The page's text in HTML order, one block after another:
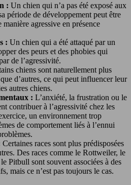
: Un chien qui n’a pas été exposé aux
période de développement peut être
manière agressive en présence
: Un chien qui a été attaqué par un
des peurs et des phobies qui
de l’agressivité.
chiens sont naturellement plus
d’autres, ce qui peut influencer leur
autres chiens.
: L’anxiété, la frustration ou le
contribuer à l’agressivité chez les
un environnement trop
de comportement liés à l’ennui
Certaines races sont plus prédisposées
Des races comme le Rottweiler, le
Pitbull sont souvent associées à des
mais ce n’est pas toujours le cas.